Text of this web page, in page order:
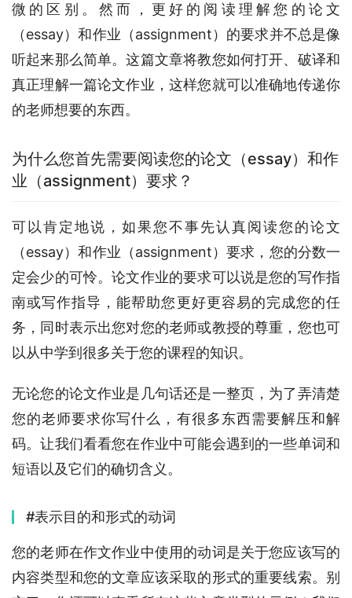
微的区别。然而，更好的阅读理解您的论文
（essay）和作业（assignment）的要求并不总是像
听起来那么简单。这篇文章将教您如何打开、破译和
真正理解一篇论文作业，这样您就可以准确地传递你
的老师想要的东西。
为什么您首先需要阅读您的论文（essay）和作
业（assignment）要求？
可以肯定地说，如果您不事先认真阅读您的论文
（essay）和作业（assignment）要求，您的分数一
定会少的可怜。论文作业的要求可以说是您的写作指
南或写作指导，能帮助您更好更容易的完成您的任
务，同时表示出您对您的老师或教授的尊重，您也可
以从中学到很多关于您的课程的知识。
无论您的论文作业是几句话还是一整页，为了弄清楚
您的老师要求你写什么，有很多东西需要解压和解
码。让我们看看您在作业中可能会遇到的一些单词和
短语以及它们的确切含义。
#表示目的和形式的动词
您的老师在作文作业中使用的动词是关于您应该写的
内容类型和您的文章应该采取的形式的重要线索。别